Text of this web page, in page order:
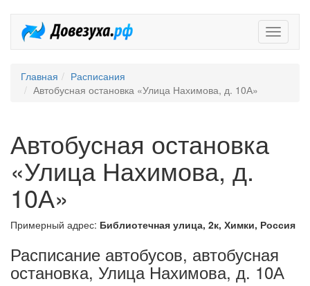
Главная
Расписания
Автобусная остановка «Улица Нахимова, д. 10А»
Автобусная остановка
«Улица Нахимова, д.
10А»
Примерный адрес: Библиотечная улица, 2к, Химки, Россия
Расписание автобусов, автобусная
остановка, Улица Нахимова, д. 10А